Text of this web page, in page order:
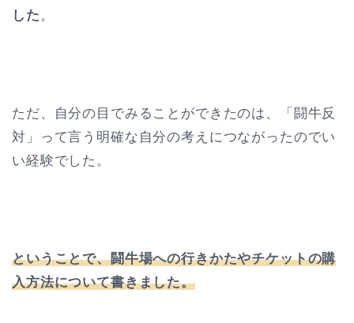
した 。
ただ、自分の目でみることができたのは、「闘牛反
対」って言う明確な自分の考えにつながったのでい
い経験でした。
ということで、闘牛場への行きかたやチケットの購
入方法について書きました。